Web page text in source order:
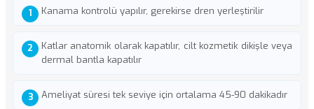
Kanama kontrolü yapılır, gerekirse dren yerleştirilir
Katlar anatomik olarak kapatılır, cilt kozmetik dikişle veya
dermal bantla kapatılır
Ameliyat süresi tek seviye için ortalama 45-90 dakikadır